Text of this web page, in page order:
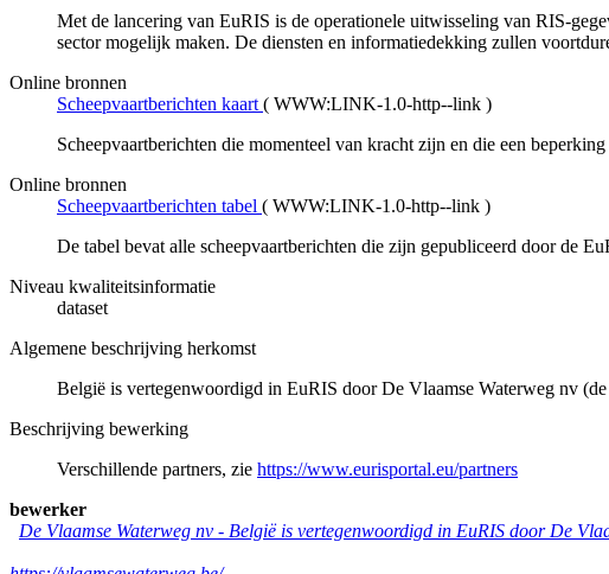
Met de lancering van EuRIS is de operationele uitwisseling van RIS-
sector mogelijk maken. De diensten en informatiedekking zullen
Online bronnen
Scheepvaartberichten kaart ( WWW:LINK-1.0-http--link )
Scheepvaartberichten die momenteel van kracht zijn en die een
Online bronnen
Scheepvaartberichten tabel ( WWW:LINK-1.0-http--link )
De tabel bevat alle scheepvaartberichten die zijn gepubliceerd door de
Niveau kwaliteitsinformatie
dataset
Algemene beschrijving herkomst
België is vertegenwoordigd in EuRIS door De Vlaamse Waterweg nv
Beschrijving bewerking
Verschillende partners, zie https://www.eurisportal.eu/partners
bewerker
De Vlaamse Waterweg nv - België is vertegenwoordigd in EuRIS door De